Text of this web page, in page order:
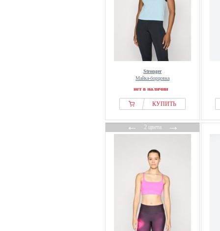
Stronger
Майка-борцовка
нет в наличии
КУПИТЬ
←2 цвета→